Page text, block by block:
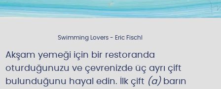
z
e
a
ş
ı
Swimming Lovers - Eric Fischl
Akşam yemeği için bir restoranda
oturduğunuzu ve çevrenizde üç ayrı çift
bulunduğunu hayal edin. İlk çift (a)barın